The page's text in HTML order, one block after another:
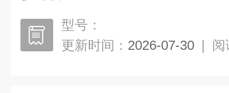
型号：
更新时间： 2026-07-30 | 阅